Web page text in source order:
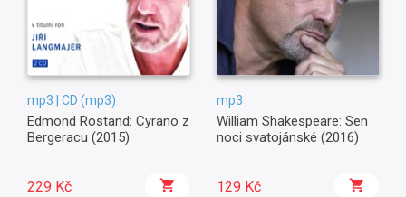
mp3 | CD (mp3)
Edmond Rostand: Cyrano z
Bergeracu (2015)
229 Kč
mp3
William Shakespeare: Sen
noci svatojánské (2016)
129 Kč